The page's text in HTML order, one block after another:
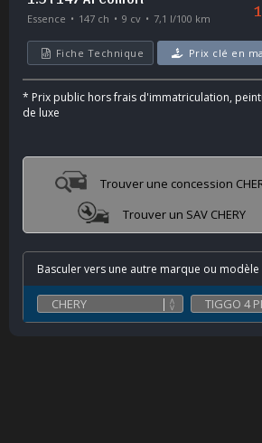
Essence 147 ch 9 cv 7,1 l/100 km
Fiche Technique Prix clé en
* Prix public hors frais d'immatriculation,
de luxe
Trouver une concession
Trouver un SAV CHERY
Basculer vers une autre marque ou modèle